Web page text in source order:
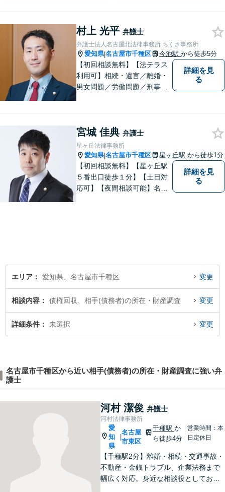
村上 光平 弁護士
弁護士法人名古屋北法律事務所 ちくさ事務所
愛知県|名古屋市千種区 今池駅 から徒歩5分
【初回相談無料】【法テラス
利用可】相続・遺言／離婚・
男女問題／労働問題／刑事事
ご提供。小さなお困り事でも
構いません【夜間・休日面
談】【完全個室】【今池駅3
分】
詳細を見
る
宮城 佳典 弁護士
星ヶ丘法律事務所
愛知県|名古屋市千種区 星ヶ丘駅 から徒歩1分
【初回相談無料】【星ヶ丘駅
５番出口徒歩１分】【土日対
応可】【夜間相談可能】名古
詳細を見
る
エリア 愛知県、名古屋市千種区 変更
相談内容 債権回収、相手(債務者)の所在・財産調査 変更
詳細条件 未選択 変更
名古屋市千種区から近い相手(債務者)の所在・財産調査に強い弁
護士
河村 潔俊 弁護士
河村法律事務所
愛
知
県
名古屋
市東区
千種駅 か
ら徒歩4分
営業時間：本
日定休日
【千種駅2分】離婚・相続・交通事故・
不動産・金銭トラブル、企業法務まで
幅広く対応。身近な相談役としてお悩